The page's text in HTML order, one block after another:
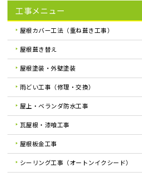
工事メニュー
屋根カバー工法（重ね葺き工事）
屋根葺き替え
屋根塗装・外壁塗装
雨どい工事（修理・交換）
屋上・ベランダ防水工事
瓦屋根・漆喰工事
屋根板金工事
シーリング工事（オートンイクシード）